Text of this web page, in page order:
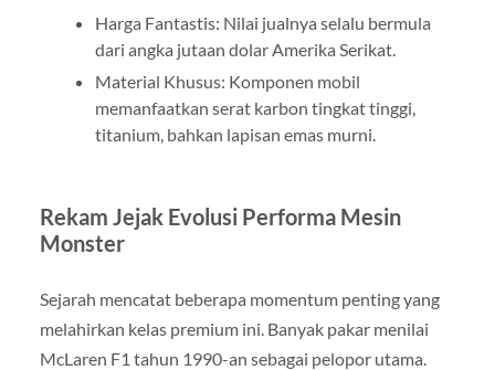
Harga Fantastis: Nilai jualnya selalu bermula
dari angka jutaan dolar Amerika Serikat.
Material Khusus: Komponen mobil
memanfaatkan serat karbon tingkat tinggi,
titanium, bahkan lapisan emas murni.
Rekam Jejak Evolusi Performa Mesin
Monster
Sejarah mencatat beberapa momentum penting yang
melahirkan kelas premium ini. Banyak pakar menilai
McLaren F1 tahun 1990-an sebagai pelopor utama.